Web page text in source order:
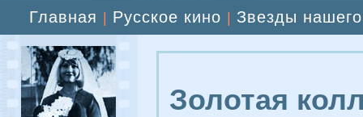
Главная Русское кино Звезды
Золотая